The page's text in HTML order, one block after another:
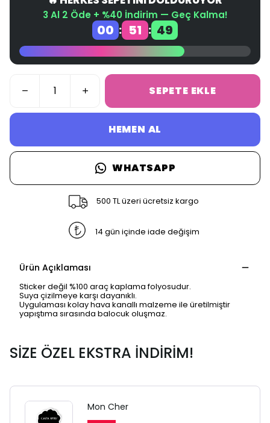
3 Al 2 Öde + %40 İndirim — Geç Kalma!
00 : 51 : 48
SEPETE EKLE
HEMEN AL
WHATSAPP
500 TL üzeri ücretsiz kargo
14 gün içinde iade değişim
Ürün Açıklaması
Sticker değil %100 araç kaplama folyosudur.
Suya çizilmeye karşı dayanıklı.
Uygulaması kolay hava kanallı malzeme ile üretilmiştir
yapıştıma sırasında balocuk oluşmaz.
SİZE ÖZEL EKSTRA İNDİRİM!
Mon Cher